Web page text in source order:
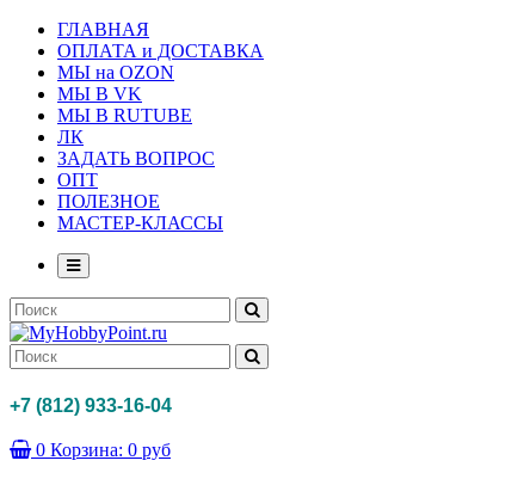
ГЛАВНАЯ
ОПЛАТА и ДОСТАВКА
МЫ на OZON
МЫ В VK
МЫ В RUTUBE
ЛК
ЗАДАТЬ ВОПРОС
ОПТ
ПОЛЕЗНОЕ
МАСТЕР-КЛАССЫ
+7 (812) 933-16-04
0 Корзина: 0 руб